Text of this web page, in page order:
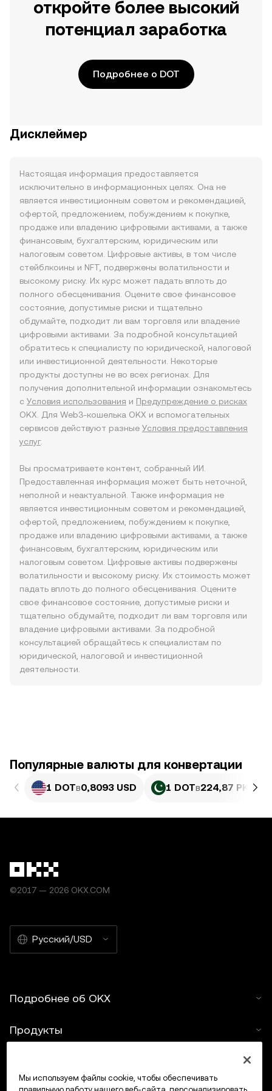
откройте более высокий
потенциал заработка
Подробнее о DOT
Дисклеймер
Настоящая информация предоставляется
исключительно в информационных целях. Она не
является инвестиционным советом и рекомендацией,
офертой, предложением, побуждением к покупке,
продаже или владению цифровыми активами, а также
финансовым, бухгалтерским, юридическим или
налоговым советом. Цифровые активы, в том числе
стейблкоины и NFT, подвержены волатильности и
высокому риску. Их курс может падать вплоть до
полного обесценивания. Оцените свое финансовое
состояние, допустимые риски и тщательно
обдумайте, подходит ли вам торговля или владение
цифровыми активами. За подробной консультацией
обратитесь к специалисту по юридической, налоговой
или инвестиционной деятельности. Некоторые
продукты доступны не во всех регионах. Для
получения дополнительной информации ознакомьтесь
с Условия использования и Предупреждение о рисках
OKX. Для Web3-кошелька OKX и вспомогательных
сервисов действуют разные Условия предоставления
услуг.
Вы просматриваете контент, собранный ИИ.
Предоставленная информация может быть неточной,
неполной и неактуальной. Также информация не
является инвестиционным советом и рекомендацией,
офертой, предложением, побуждением к покупке,
продаже или владению цифровыми активами, а также
финансовым, бухгалтерским, юридическим или
налоговым советом. Цифровые активы подвержены
волатильности и высокому риску. Их стоимость может
падать вплоть до полного обесценивания. Оцените
свое финансовое состояние, допустимые риски и
тщательно обдумайте, подходит ли вам торговля или
владение цифровыми активами. За подробной
консультацией обращайтесь к специалистам по
юридической, налоговой и инвестиционной
деятельности.
Популярные валюты для конвертации
1 DOTв0,8093 USD 1 DOTв224,87 PKR
©2017 — 2026 OKX.COM
Русский/USD
Подробнее об OKX
Продукты
Мы используем файлы cookie, чтобы обеспечивать